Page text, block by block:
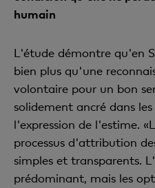
humain
L'étude démontre qu'en
bien plus qu'une
volontaire pour un bon
solidement ancré dans
l'expression de l'estime.
processus d'attribution
simples et transparents.
prédominant, mais les